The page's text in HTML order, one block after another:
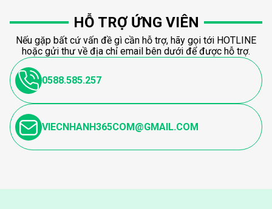
HỖ TRỢ ỨNG VIÊN
Nếu gặp bất cứ vấn đề gì cần hỗ trợ, hãy gọi tới HOTLINE
hoặc gửi thư về địa chỉ email bên dưới để được hỗ trợ.
0588.585.257
VIECNHANH365COM@GMAIL.COM